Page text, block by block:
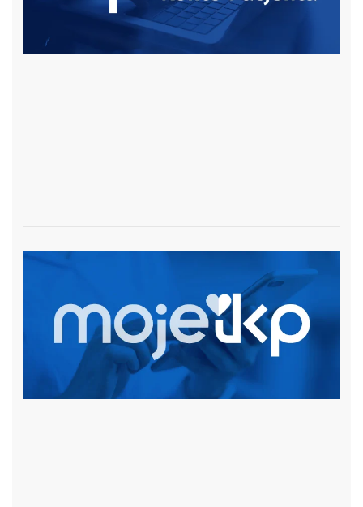
czytaj więcej
czytaj więcej